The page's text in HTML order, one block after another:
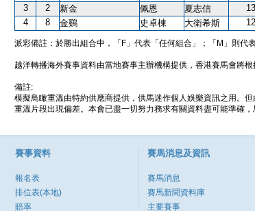
3
2 新金 佩恩 夏志信
4
8 金鷄 史卓棟 大衛希斯
派彩備註：於勝出組合中，「F」代表「任何組合」；「M」則代
越洋轉播海外賽事資料由當地賽事主辦機構提供，香港賽馬會將根
備註:
模擬鳥瞰重溫由特約供應商提供，供馬迷作個人娛樂資訊之用。
重溫片段出現偏差。本會已盡一切努力務求有關資料盡可能準確
賽事資料
報名表
排位表(本地)
賠率
賽馬消息及資訊
賽馬消息
賽馬新聞資料庫
主要賽事